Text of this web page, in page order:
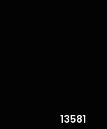
13581